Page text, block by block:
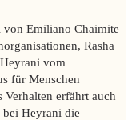
von Emiliano Chaimite
Rasha
vom
für Menschen
erfährt auch
bei Heyrani die